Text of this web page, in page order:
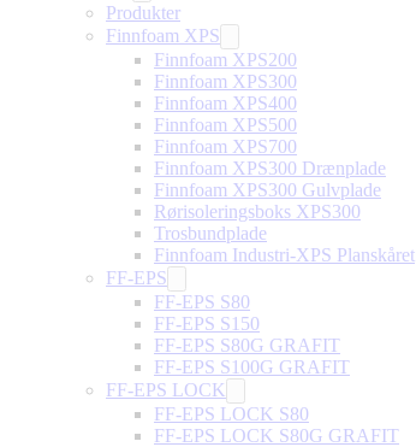
Produkter
Finnfoam XPS
Finnfoam XPS200
Finnfoam XPS300
Finnfoam XPS400
Finnfoam XPS500
Finnfoam XPS700
Finnfoam XPS300 Drænplade
Finnfoam XPS300 Gulvplade
Rørisoleringsboks XPS300
Trosbundplade
Finnfoam Industri-XPS Planskåret
FF-EPS
FF-EPS S80
FF-EPS S150
FF-EPS S80G GRAFIT
FF-EPS S100G GRAFIT
FF-EPS LOCK
FF-EPS LOCK S80
FF-EPS LOCK S80G GRAFIT